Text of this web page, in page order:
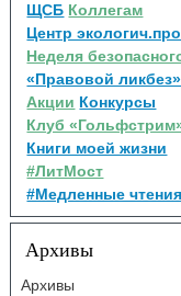
ЩСБ Коллегам
Центр
Неделя
«Правовой ликбез»
Акции Конкурсы
Клуб
Книги моей жизни
#ЛитМост
#Медленные чтения
Архивы
Архивы